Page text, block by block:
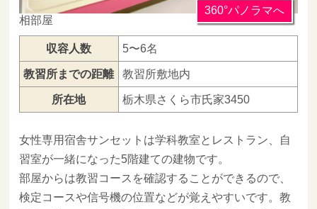
360°パノラマへ
相部屋
収容人数 5〜6名
教習所までの距離 教習所敷地内
所在地 栃木県さくら市氏家3450
女性専用宿舎サンセットは学科教室とレストラン、自
習室が一緒になった5階建ての建物です。
部屋からは教習コースを確認することができるので、
検定コースや信号機の位置などが覚えやすいです。教